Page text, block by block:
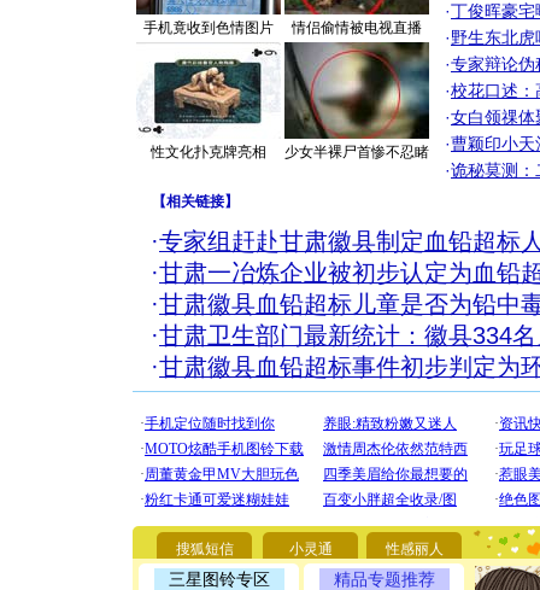
手机竟收到色情图片 情侣偷情被电视直播
性文化扑克牌亮相 少女半裸尸首惨不忍睹
·丁俊晖豪
·野生东北
·专家辩论伪
·校花口述：
·女白领祼体
·曹颖印小天
·诡秘莫测：
【相关链接】
·专家组赶赴甘肃徽县制定血铅超标
·甘肃一冶炼企业被初步认定为血铅
·甘肃徽县血铅超标儿童是否为铅中
·甘肃卫生部门最新统计：徽县334
·甘肃徽县血铅超标事件初步判定为
搜狐短信 小灵通 性感丽人
三星图铃专区 精品专题推荐
[圣诞节]
你太多
要平安
[圣诞节]
都要快乐
[圣诞节]
如意,快